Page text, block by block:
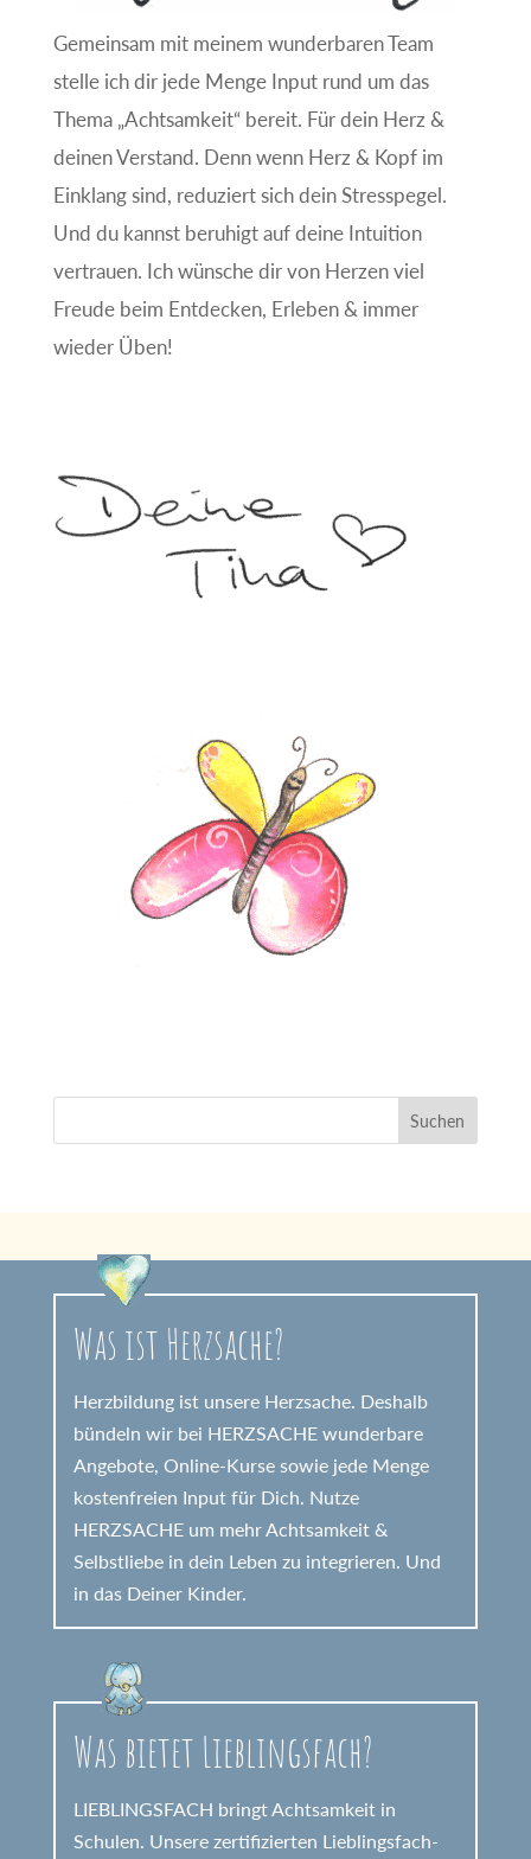
Gemeinsam mit meinem wunderbaren Team
stelle ich dir jede Menge Input rund um das
Thema „Achtsamkeit“ bereit. Für dein Herz &
deinen Verstand. Denn wenn Herz & Kopf im
Einklang sind, reduziert sich dein Stresspegel.
Und du kannst beruhigt auf deine Intuition
vertrauen. Ich wünsche dir von Herzen viel
Freude beim Entdecken, Erleben & immer
wieder Üben!
Was ist Herzsache?
Herzbildung ist unsere Herzsache. Deshalb
bündeln wir bei HERZSACHE wunderbare
Angebote, Online-Kurse sowie jede Menge
kostenfreien Input für Dich. Nutze
HERZSACHE um mehr Achtsamkeit &
Selbstliebe in dein Leben zu integrieren. Und
in das Deiner Kinder.
Was bietet Lieblingsfach?
LIEBLINGSFACH bringt Achtsamkeit in
Schulen. Unsere zertifizierten Lieblingsfach-